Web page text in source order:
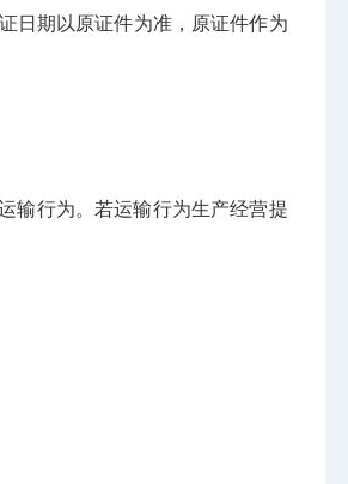
日期以原证件为准，原证件作为
输行为。若运输行为生产经营提